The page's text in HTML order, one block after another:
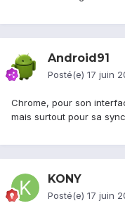
Android91
Posté(e) 17 juin
Chrome, pour son
mais surtout pour sa
KONY
Posté(e) 17 juin